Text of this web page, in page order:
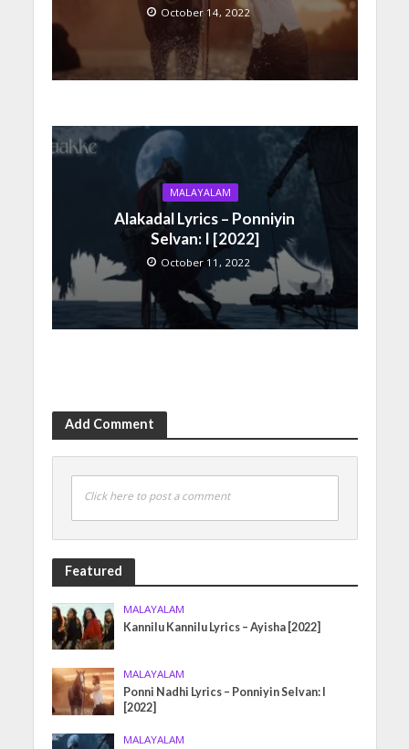
October 14, 2022
MALAYALAM
Alakadal Lyrics – Ponniyin
Selvan: I [2022]
October 11, 2022
Add Comment
Click here to post a comment
Featured
MALAYALAM
Kannilu Kannilu Lyrics – Ayisha [2022]
MALAYALAM
Ponni Nadhi Lyrics – Ponniyin Selvan: I
[2022]
MALAYALAM